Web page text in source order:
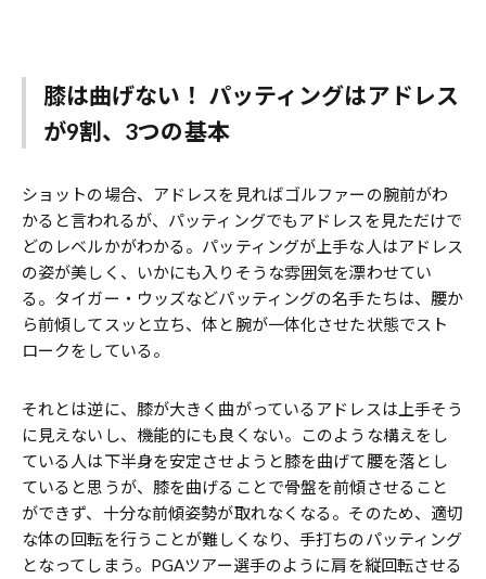
膝は曲げない！ パッティングはアドレス
が9割、3つの基本
ショットの場合、アドレスを見ればゴルファーの腕前がわ
かると言われるが、パッティングでもアドレスを見ただけで
どのレベルかがわかる。パッティングが上手な人はアドレス
の姿が美しく、いかにも入りそうな雰囲気を漂わせてい
る。タイガー・ウッズなどパッティングの名手たちは、腰か
ら前傾してスッと立ち、体と腕が一体化させた状態でスト
ロークをしている。
それとは逆に、膝が大きく曲がっているアドレスは上手そう
に見えないし、機能的にも良くない。このような構えをし
ている人は下半身を安定させようと膝を曲げて腰を落とし
ていると思うが、膝を曲げることで骨盤を前傾させること
ができず、十分な前傾姿勢が取れなくなる。そのため、適切
な体の回転を行うことが難しくなり、手打ちのパッティング
となってしまう。PGAツアー選手のように肩を縦回転させる